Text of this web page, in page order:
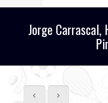
Jorge